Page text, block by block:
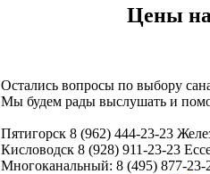
Цены на
Остались вопросы по выбору
Мы будем рады выслушать и
Пятигорск 8 (962) 444-23-23
Кисловодск 8 (928) 911-23-23
Многоканальный: 8 (495) 877-23-